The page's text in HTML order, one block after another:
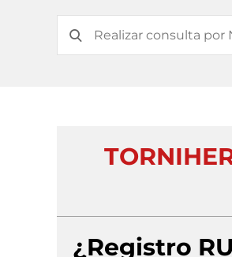
¿Registro